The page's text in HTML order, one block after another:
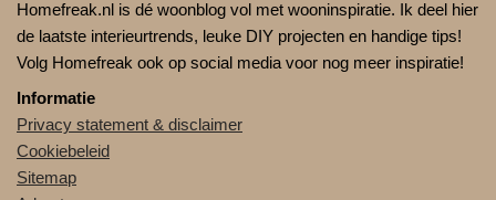
Homefreak.nl is dé woonblog vol met wooninspiratie. Ik deel hier
de laatste interieurtrends, leuke DIY projecten en handige tips!
Volg Homefreak ook op social media voor nog meer inspiratie!
Informatie
Privacy statement & disclaimer
Cookiebeleid
Sitemap